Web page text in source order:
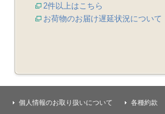
2件以上はこちら
お荷物のお届け遅延状況について
個人情報のお取り扱いについて 各種約款